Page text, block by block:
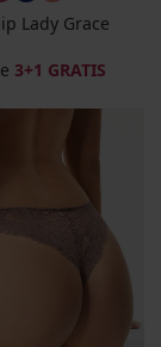
Lady Grace
3+1 GRATIS